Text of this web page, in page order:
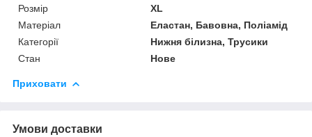
Розмір
XL
Матеріал
Еластан, Бавовна, Поліамід
Категорії
Нижня білизна, Трусики
Стан
Нове
Приховати
Умови доставки